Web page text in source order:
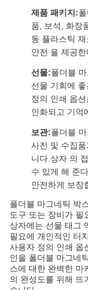
제품 패키지:
품, 보석, 화장
동 플라스틱
안전 을 제공한
선물:폴더블
선물 기회에
정의 인쇄 옵
인화되고 기억
보관:폴더블
사진 및 수집
니다.상자 의
수 있게 해 준
안전하게 보장
폴더블 마그네틱 박
도구 또는 장비가 필
상자에는 선물 태그
필요에 개인적인 터
사용자 정의 인쇄 옵
인을 폴더블 마그네
스에 대한 완벽한 마
의 완성도를 위해 뜨